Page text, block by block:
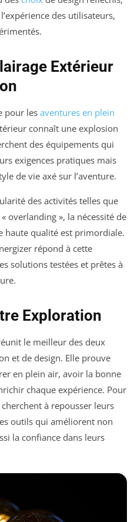
des utilisateurs,
Extérieur
pour les aventures en plein
connaît une explosion
des équipements qui
exigences pratiques mais
de vie axé sur l’aventure.
des activités telles que
overlanding », la nécessité de
haute qualité est primordiale.
répond à cette
solutions testées et prêtes à
Exploration
le meilleur des deux
et de design. Elle prouve
en plein air, avoir la bonne
chaque expérience. Pour
à repousser leurs
outils qui améliorent non
la confiance dans leurs